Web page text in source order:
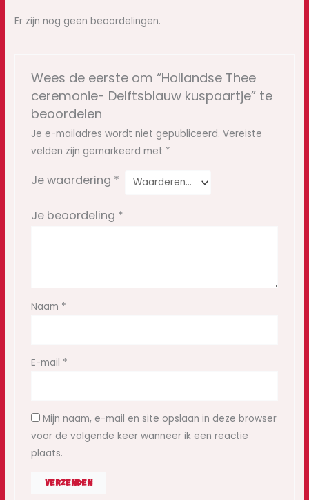
Er zijn nog geen beoordelingen.
Wees de eerste om “Hollandse Thee
ceremonie- Delftsblauw kuspaartje” te
beoordelen
Je e-mailadres wordt niet gepubliceerd. Vereiste
velden zijn gemarkeerd met *
Je waardering *
Je beoordeling *
Naam *
E-mail *
Mijn naam, e-mail en site opslaan in deze browser
voor de volgende keer wanneer ik een reactie
plaats.